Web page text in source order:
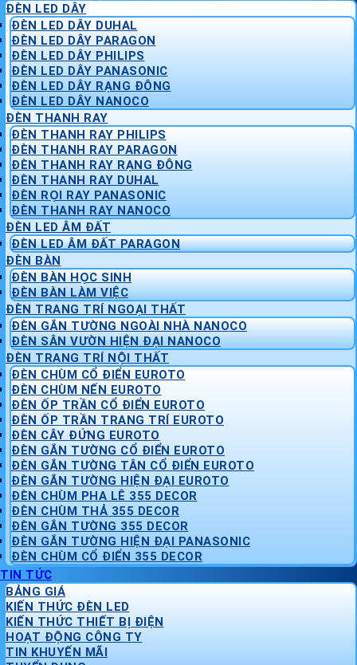
ĐÈN LED DÂY
ĐÈN LED DÂY DUHAL
ĐÈN LED DÂY PARAGON
ĐÈN LED DÂY PHILIPS
ĐÈN LED DÂY PANASONIC
ĐÈN LED DÂY RẠNG ĐÔNG
ĐÈN LED DÂY NANOCO
ĐÈN THANH RAY
ĐÈN THANH RAY PHILIPS
ĐÈN THANH RAY PARAGON
ĐÈN THANH RAY RẠNG ĐÔNG
ĐÈN THANH RAY DUHAL
ĐÈN RỌI RAY PANASONIC
ĐÈN THANH RAY NANOCO
ĐÈN LED ÂM ĐẤT
ĐÈN LED ÂM ĐẤT PARAGON
ĐÈN BÀN
ĐÈN BÀN HỌC SINH
ĐÈN BÀN LÀM VIỆC
ĐÈN TRANG TRÍ NGOẠI THẤT
ĐÈN GẮN TƯỜNG NGOÀI NHÀ NANOCO
ĐÈN SÂN VƯỜN HIỆN ĐẠI NANOCO
ĐÈN TRANG TRÍ NỘI THẤT
ĐÈN CHÙM CỔ ĐIỂN EUROTO
ĐÈN CHÙM NẾN EUROTO
ĐÈN ỐP TRẦN CỔ ĐIỂN EUROTO
ĐÈN ỐP TRẦN TRANG TRÍ EUROTO
ĐÈN CÂY ĐỨNG EUROTO
ĐÈN GẮN TƯỜNG CỔ ĐIỂN EUROTO
ĐÈN GẮN TƯỜNG TÂN CỔ ĐIỂN EUROTO
ĐÈN GẮN TƯỜNG HIỆN ĐẠI EUROTO
ĐÈN CHÙM PHA LÊ 355 DECOR
ĐÈN CHÙM THẢ 355 DECOR
ĐÈN GẮN TƯỜNG 355 DECOR
ĐÈN GẮN TƯỜNG HIỆN ĐẠI PANASONIC
ĐÈN CHÙM CỔ ĐIỂN 355 DECOR
TIN TỨC
BẢNG GIÁ
KIẾN THỨC ĐÈN LED
KIẾN THỨC THIẾT BỊ ĐIỆN
HOẠT ĐỘNG CÔNG TY
TIN KHUYẾN MÃI